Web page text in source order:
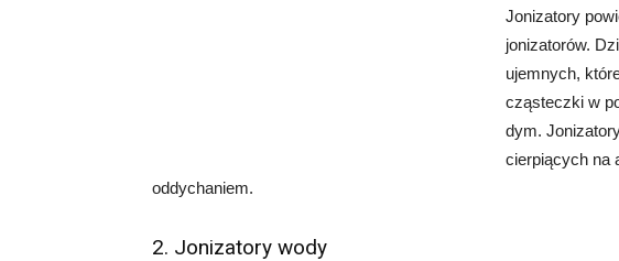
Jonizatory
jonizatorów.
ujemnych,
cząsteczki w
dym.
cierpiących na
oddychaniem.
2. Jonizatory wody